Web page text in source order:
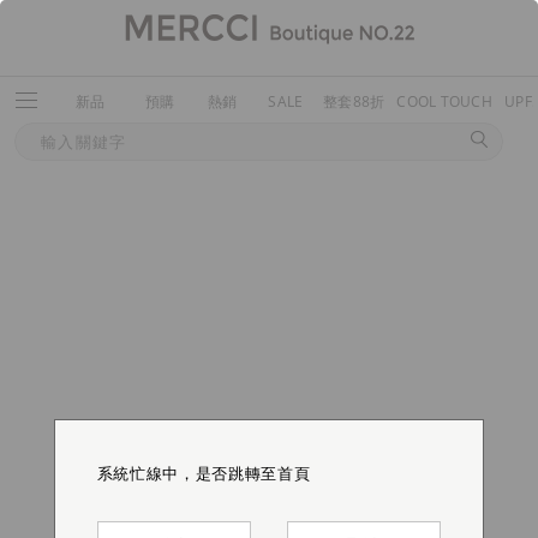
新品 預購 熱銷 SALE 整套88折 COOL TOUCH
系統忙線中，是否跳轉至首頁
系統忙線中，是否跳轉至首頁
系統忙線中，是否跳轉至首頁
系統忙線中，是否跳轉至首頁
系統忙線中，是否跳轉至首頁